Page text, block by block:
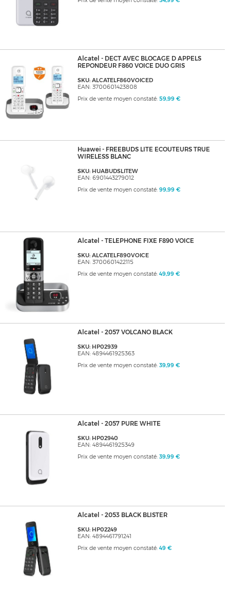
Alcatel - DECT AVEC BLOCAGE D APPELS
REPONDEUR F860 VOICE DUO GRIS
SKU: ALCATELF860VOICED
EAN: 3700601423808
Prix de vente moyen constaté: 59,99 €
Huawei - FREEBUDS LITE ECOUTEURS TRUE
WIRELESS BLANC
SKU: HUABUDSLITEW
EAN: 6901443279012
Prix de vente moyen constaté: 99,99 €
Alcatel - TELEPHONE FIXE F890 VOICE
SKU: ALCATELF890VOICE
EAN: 3700601422115
Prix de vente moyen constaté: 49,99 €
Alcatel - 2057 VOLCANO BLACK
SKU: HP02939
EAN: 4894461925363
Prix de vente moyen constaté: 39,99 €
Alcatel - 2057 PURE WHITE
SKU: HP02940
EAN: 4894461925349
Prix de vente moyen constaté: 39,99 €
Alcatel - 2053 BLACK BLISTER
SKU: HP02249
EAN: 4894461791241
Prix de vente moyen constaté: 49 €